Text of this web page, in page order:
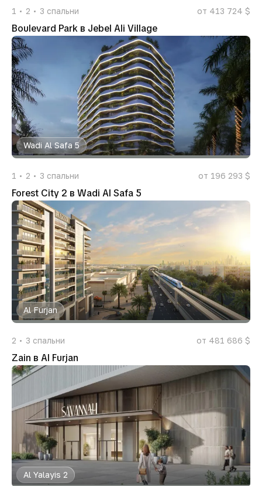
1 2 3 спальни от 413 724 $
Boulevard Park в Jebel Ali Village
Wadi Al Safa 5
1 2 3 спальни от 196 293 $
Forest City 2 в Wadi Al Safa 5
Al Furjan
2 3 спальни от 481 686 $
Zain в Al Furjan
Al Yalayis 2